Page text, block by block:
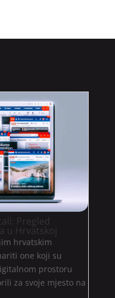
Pregled
u Hrvatskoj
hrvatskim
one koji su
prostoru
za svoje mjesto na